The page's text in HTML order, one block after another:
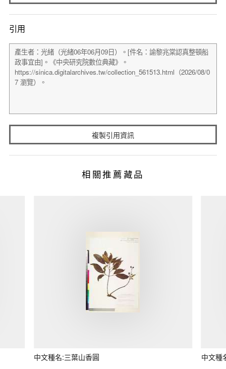
引用
複製引用資訊
相關推薦藏品
中文種名:三葉山香圓 中文種